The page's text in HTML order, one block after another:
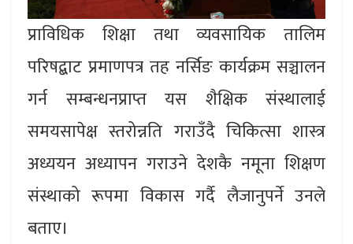
प्राविधिक शिक्षा तथा व्यवसायिक तालिम
परिषद्बाट प्रमाणपत्र तह नर्सिङ कार्यक्रम सञ्चालन
गर्न सम्बन्धनप्राप्त यस शैक्षिक संस्थालाई
समयसापेक्ष स्तरोन्नति गराउँदै चिकित्सा शास्त्र
अध्ययन अध्यापन गराउने देशकै नमूना शिक्षण
संस्थाको रूपमा विकास गर्दै लैजानुपर्ने उनले
बताए।